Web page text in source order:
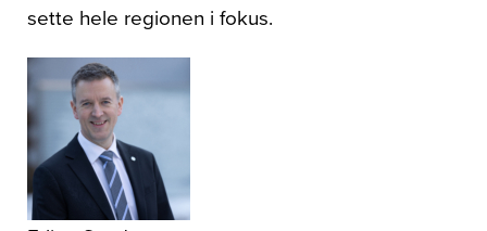
sette hele regionen i fokus.